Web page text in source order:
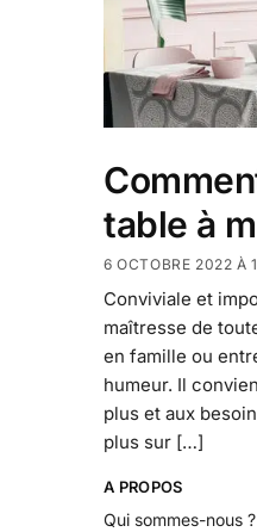
table à
6 OCTOBRE 2022 À
Conviviale et
maîtresse de
en famille ou
humeur. Il
plus et aux
plus sur […]
A PROPOS
Qui sommes-nous ?